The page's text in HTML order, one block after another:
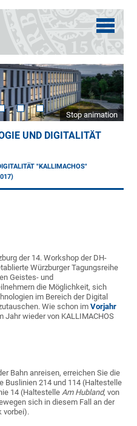
Stop animation
UND DIGITALITÄT
"KALLIMACHOS"
der 14. Workshop der DH-
Würzburger Tagungsreihe
Geistes- und
die Möglichkeit, sich
im Bereich der Digital
Wie schon imVorjahr
Jahr wieder von KALLIMACHOS
Bahn anreisen, erreichen Sie die
Buslinien 214 und 114 (Haltestelle
14 (HaltestelleAm Hubland, von
sich in diesem Fall an der
vorbei).